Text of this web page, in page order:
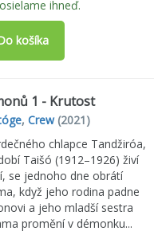
ihneď.
košíka
1 - Krutost
,Crew(2021)
chlapce Tandžiróa,
Taišó (1912–1926) živí
se jednoho dne obrátí
když jeho rodina padne
a jeho mladší sestra
promění v démonku...